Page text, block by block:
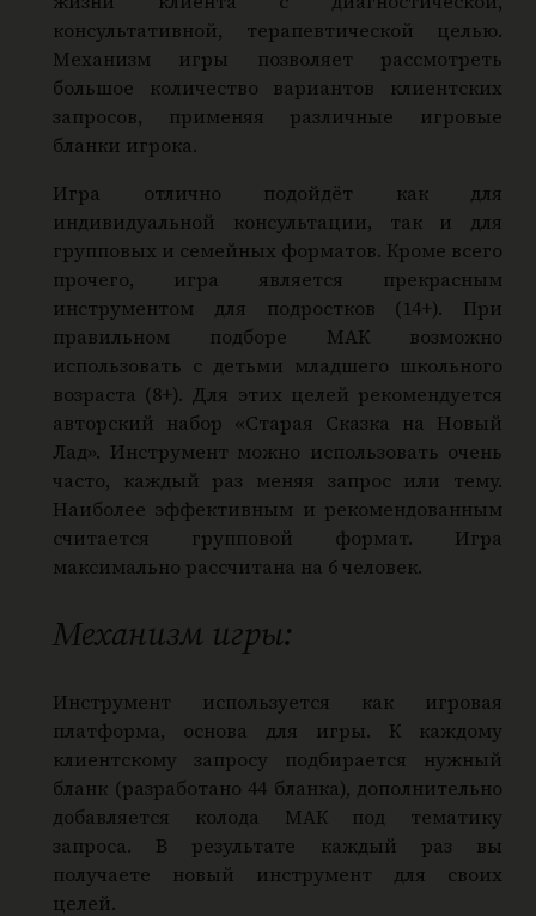
консультативной, терапевтической целью.
Механизм игры позволяет рассмотреть
большое количество вариантов клиентских
запросов, применяя различные игровые
бланки игрока.
Игра отлично подойдёт как для
индивидуальной консультации, так и для
групповых и семейных форматов. Кроме всего
прочего, игра является прекрасным
инструментом для подростков (14+). При
правильном подборе МАК возможно
использовать с детьми младшего школьного
возраста (8+). Для этих целей рекомендуется
авторский набор «Старая Сказка на Новый
Лад». Инструмент можно использовать очень
часто, каждый раз меняя запрос или тему.
Наиболее эффективным и рекомендованным
считается групповой формат. Игра
максимально рассчитана на 6 человек.
Механизм игры:
Инструмент используется как игровая
платформа, основа для игры. К каждому
клиентскому запросу подбирается нужный
бланк (разработано 44 бланка), дополнительно
добавляется колода МАК под тематику
запроса. В результате каждый раз вы
получаете новый инструмент для своих
целей.